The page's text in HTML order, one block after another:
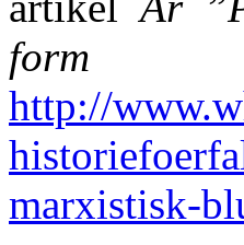
form
http://
marxistisk-